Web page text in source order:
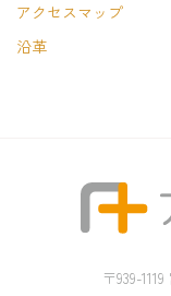
アクセスマップ
沿革
〒939-